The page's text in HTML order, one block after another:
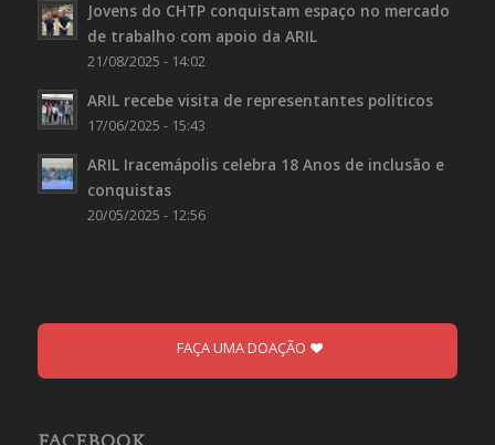
Jovens do CHTP conquistam espaço no mercado
de trabalho com apoio da ARIL
21/08/2025 - 14:02
ARIL recebe visita de representantes políticos
17/06/2025 - 15:43
ARIL Iracemápolis celebra 18 Anos de inclusão e
conquistas
20/05/2025 - 12:56
FAÇA UMA DOAÇÃO